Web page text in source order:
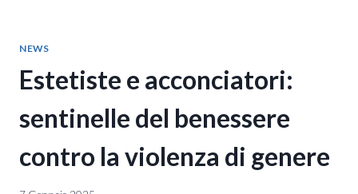
NEWS
Estetiste e acconciatori:
sentinelle del benessere
contro la violenza di genere